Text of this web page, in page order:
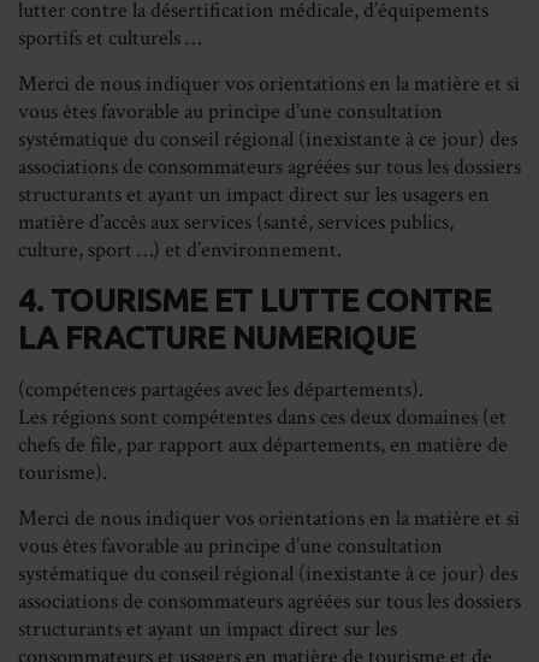
lutter contre la désertification médicale, d’équipements
sportifs et culturels …
Merci de nous indiquer vos orientations en la matière et si
vous êtes favorable au principe d’une consultation
systématique du conseil régional (inexistante à ce jour) des
associations de consommateurs agréées sur tous les dossiers
structurants et ayant un impact direct sur les usagers en
matière d’accès aux services (santé, services publics,
culture, sport …) et d’environnement.
4. TOURISME ET LUTTE CONTRE
LA FRACTURE NUMERIQUE
(compétences partagées avec les départements).
Les régions sont compétentes dans ces deux domaines (et
chefs de file, par rapport aux départements, en matière de
tourisme).
Merci de nous indiquer vos orientations en la matière et si
vous êtes favorable au principe d’une consultation
systématique du conseil régional (inexistante à ce jour) des
associations de consommateurs agréées sur tous les dossiers
structurants et ayant un impact direct sur les
consommateurs et usagers en matière de tourisme et de